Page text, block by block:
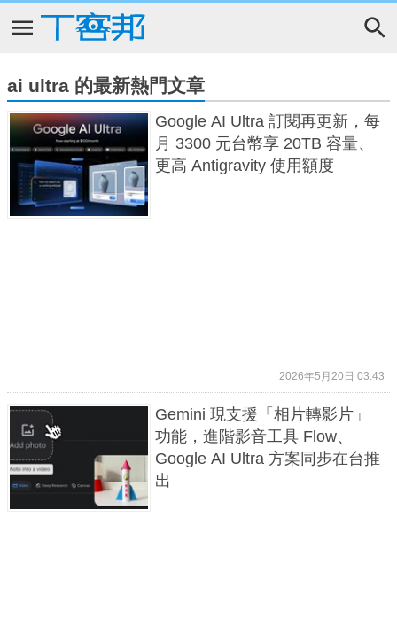
ai ultra 的最新熱門文章
Google AI Ultra 訂閱再更新，每
月 3300 元台幣享 20TB 容量、
更高 Antigravity 使用額度
2026年5月20日 03:43
Gemini 現支援「相片轉影片」
功能，進階影音工具 Flow、
Google AI Ultra 方案同步在台推
出